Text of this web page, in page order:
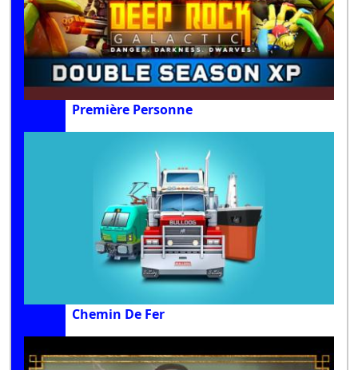
Première Personne
Chemin De Fer